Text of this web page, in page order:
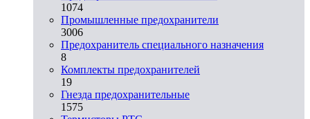
1074
Промышленные предохранители
3006
Предохранитель специального назначения
8
Комплекты предохранителей
19
Гнезда предохранительные
1575